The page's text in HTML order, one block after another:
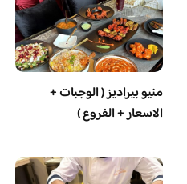
منيو بيراديز ( الوجبات +
الاسعار + الفروع )